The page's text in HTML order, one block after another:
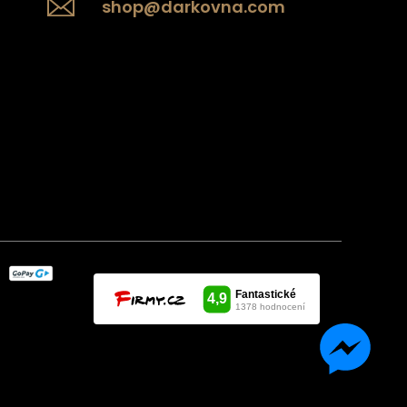
shop@darkovna.com